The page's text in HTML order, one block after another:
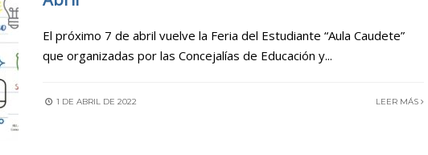
El próximo 7 de abril vuelve la Feria del Estudiante “Aula Caudete”
que organizadas por las Concejalías de Educación y...
1 DE ABRIL DE 2022 LEER MÁS